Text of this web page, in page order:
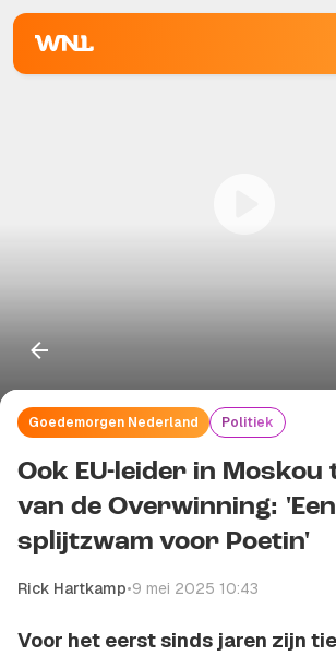
Goedemorgen Nederland Politiek
Ook EU-leider in Moskou
van de Overwinning:
splijtzwam voor Poetin'
Rick Hartkamp•9 mei 2025 10:43
Voor het eerst sinds jaren zijn